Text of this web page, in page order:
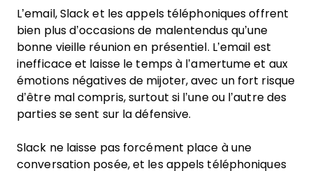
L’email, Slack et les appels téléphoniques offrent
bien plus d’occasions de malentendus qu’une
bonne vieille réunion en présentiel. L’email est
inefficace et laisse le temps à l’amertume et aux
émotions négatives de mijoter, avec un fort risque
d’être mal compris, surtout si l’une ou l’autre des
parties se sent sur la défensive.
Slack ne laisse pas forcément place à une
conversation posée, et les appels téléphoniques